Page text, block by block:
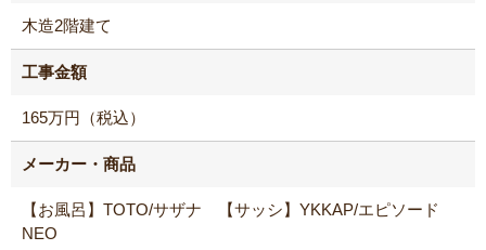
木造2階建て
工事金額
165万円（税込）
メーカー・商品
【お風呂】TOTO/サザナ 【サッシ】YKKAP/エピソード
NEO